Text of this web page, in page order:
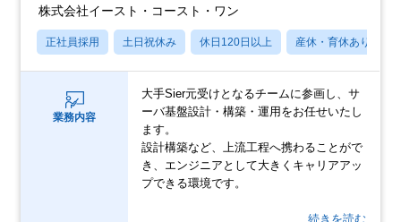
株式会社イースト・コースト・ワン
正社員採用 土日祝休み 休日120日以上 産休・育休あり
業務内容
大手Sier元受けとなるチームに参画し、サ
ーバ基盤設計・構築・運用をお任せいたし
ます。
設計構築など、上流工程へ携わることがで
き、エンジニアとして大きくキャリアアッ
プできる環境です。
…続きを読む